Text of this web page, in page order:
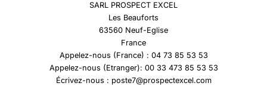
SARL PROSPECT EXCEL
Les Beauforts
63560 Neuf-Eglise
France
Appelez-nous (France) : 04 73 85 53 53
Appelez-nous (Etranger): 00 33 473 85 53 53
Écrivez-nous : poste7@prospectexcel.com